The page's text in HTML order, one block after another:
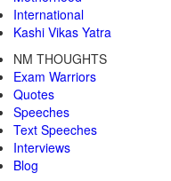
International
Kashi Vikas Yatra
NM THOUGHTS
Exam Warriors
Quotes
Speeches
Text Speeches
Interviews
Blog